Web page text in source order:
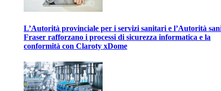
L’Autorità provinciale per i servizi sanitari e l’Autorità
Fraser rafforzano i processi di sicurezza informatica e la
conformità con Claroty xDome